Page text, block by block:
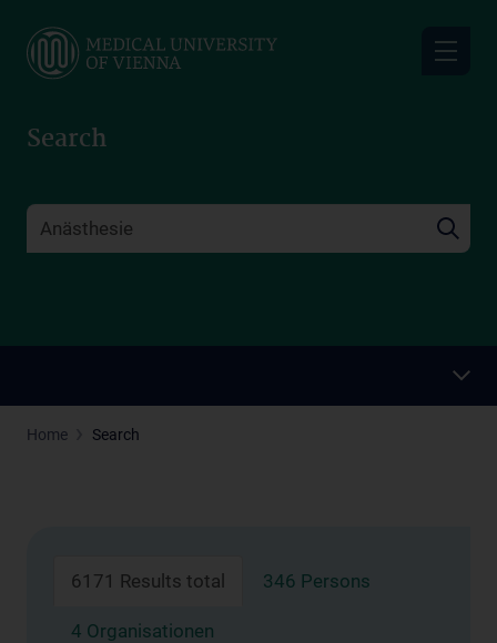
main
Search
Home Search
6171 Results total 346 Persons
4 Organisationen